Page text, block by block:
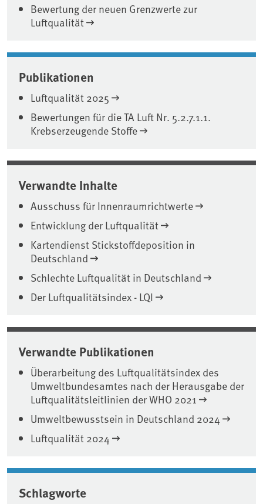
Bewertung der neuen Grenzwerte zur
Luftqualität
Publikationen
Luftqualität 2025
Bewertungen für die TA Luft Nr. 5.2.7.1.1.
Krebserzeugende Stoffe
Verwandte Inhalte
Ausschuss für Innenraumrichtwerte
Entwicklung der Luftqualität
Kartendienst Stickstoffdeposition in
Deutschland
Schlechte Luftqualität in Deutschland
Der Luftqualitätsindex - LQI
Verwandte Publikationen
Überarbeitung des Luftqualitätsindex des
Umweltbundesamtes nach der Herausgabe der
Luftqualitätsleitlinien der WHO 2021
Umweltbewusstsein in Deutschland 2024
Luftqualität 2024
Schlagworte